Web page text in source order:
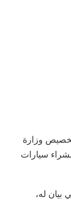
وزارة
الدبيبة، 150 ألف لشراء سيارات
بيان له،